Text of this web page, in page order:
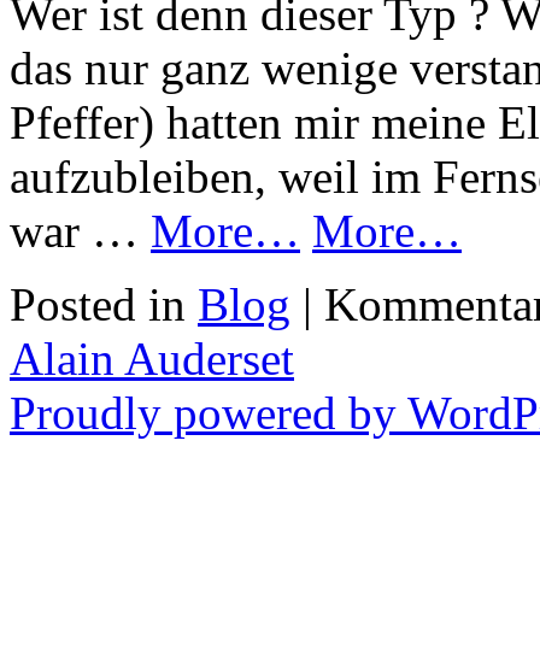
Wer ist denn dieser Typ ?
das nur ganz wenige
Pfeffer) hatten mir meine
aufzubleiben, weil im
war … More… More…
Posted in Blog |
Alain Auderset
Proudly powered by